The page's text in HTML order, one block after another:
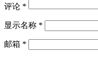
评论 *
显示名称 *
邮箱 *